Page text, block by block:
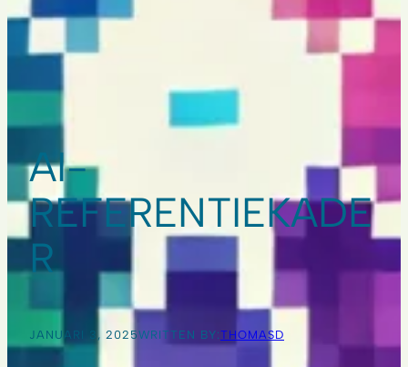
AI-
REFERENTIEKADE
R
JANUARI 3, 2025WRITTEN BY:THOMASD